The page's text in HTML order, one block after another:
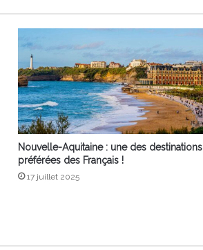
Nouvelle-Aquitaine : une des destinations
préférées des Français !
17 juillet 2025